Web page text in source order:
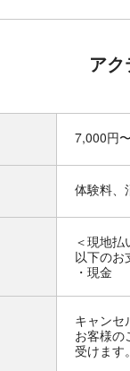
ア
7,000円〜
体験料、
＜現地払
以下のお
・現金
キャンセ
お客様の
受けます。